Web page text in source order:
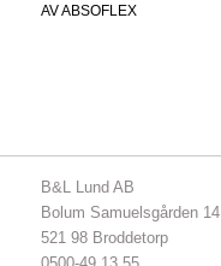
AVABSOFLEX
B&L Lund AB
Bolum Samuelsgården 14
521 98 Broddetorp